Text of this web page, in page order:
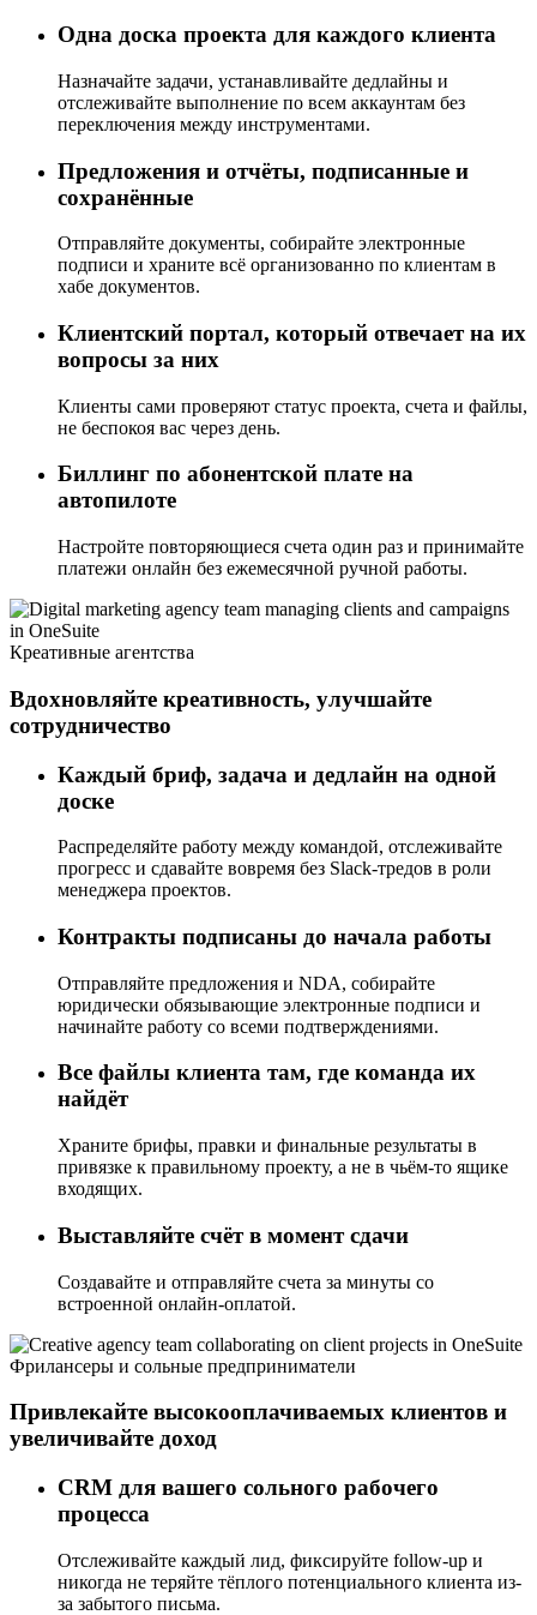
Одна доска проекта для каждого клиента
Назначайте задачи, устанавливайте дедлайны и
отслеживайте выполнение по всем аккаунтам без
переключения между инструментами.
Предложения и отчёты, подписанные и
сохранённые
Отправляйте документы, собирайте электронные
подписи и храните всё организованно по клиентам в
хабе документов.
Клиентский портал, который отвечает на их
вопросы за них
Клиенты сами проверяют статус проекта, счета и файлы,
не беспокоя вас через день.
Биллинг по абонентской плате на
автопилоте
Настройте повторяющиеся счета один раз и принимайте
платежи онлайн без ежемесячной ручной работы.
Креативные агентства
Вдохновляйте креативность, улучшайте
сотрудничество
Каждый бриф, задача и дедлайн на одной
доске
Распределяйте работу между командой, отслеживайте
прогресс и сдавайте вовремя без Slack-тредов в роли
менеджера проектов.
Контракты подписаны до начала работы
Отправляйте предложения и NDA, собирайте
юридически обязывающие электронные подписи и
начинайте работу со всеми подтверждениями.
Все файлы клиента там, где команда их
найдёт
Храните брифы, правки и финальные результаты в
привязке к правильному проекту, а не в чьём-то ящике
входящих.
Выставляйте счёт в момент сдачи
Создавайте и отправляйте счета за минуты со
встроенной онлайн-оплатой.
Фрилансеры и сольные предприниматели
Привлекайте высокооплачиваемых клиентов и
увеличивайте доход
CRM для вашего сольного рабочего
процесса
Отслеживайте каждый лид, фиксируйте follow-up и
никогда не теряйте тёплого потенциального клиента из-
за забытого письма.